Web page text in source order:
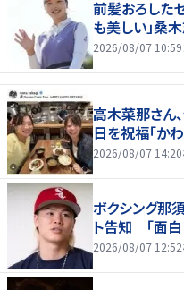
前髪おろした
も美しい」桑
2026/08/07 10:59
高木菜那さん
日を祝福「か
2026/08/07 14:20
ボクシング那
ト告知 「面白
2026/08/07 12:52